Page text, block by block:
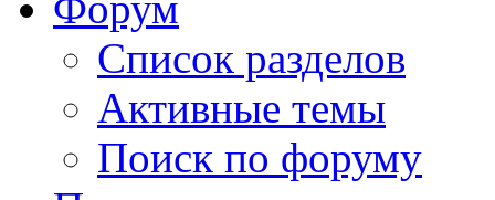
Список разделов
Активные темы
Поиск по форуму